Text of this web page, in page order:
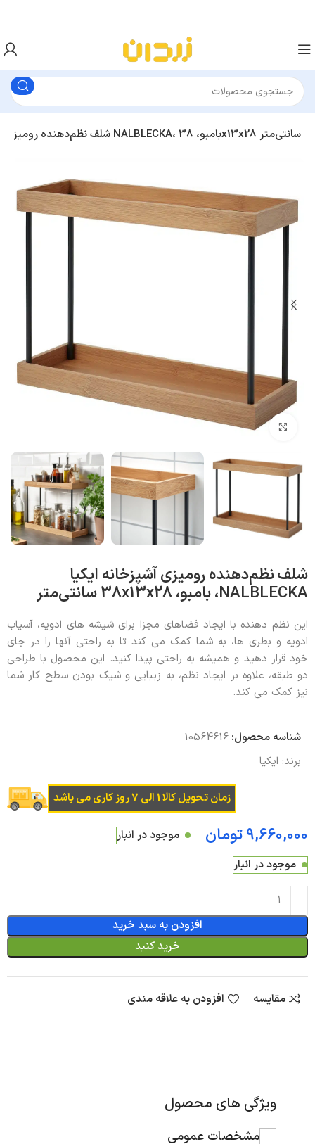
شلف نظم‌دهنده رومیزی آشپزخانه ایکیا NALBLECKA، بامبو، 38x13x28 سانتی‌متر
بزرگنمایی تصویر
شلف نظم‌دهنده رومیزی آشپزخانه ایکیا
NALBLECKA، بامبو، 38x13x28 سانتی‌متر
این نظم دهنده با ایجاد فضاهای مجزا برای شیشه های ادویه، آسیاب
ادویه و بطری ها، به شما کمک می کند تا به راحتی آنها را در جای
خود قرار دهید و همیشه به راحتی پیدا کنید. این محصول با طراحی
دو طبقه، علاوه بر ایجاد نظم، به زیبایی و شیک بودن سطح کار شما
نیز کمک می کند.
شناسه محصول:10564616
برند: ایکیا
زمان تحویل کالا 1 الی 7 روز کاری می باشد
تومان
موجود در انبار
موجود در انبار
افزودن به سبد خرید
خرید کنید
مقایسه افزودن به علاقه مندی
ویژگی های محصول
مشخصات عمومی